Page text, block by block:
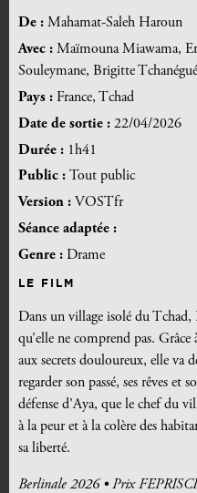
De : Mahamat-Saleh Haroun
Avec : Maïmouna Miawama,
Souleymane, Brigitte
Pays : France, Tchad
Date de sortie : 22/04/2026
Durée : 1h41
Public : Tout public
Version : VOSTfr
Séance adaptée :
Genre : Drame
LE FILM
Dans un village isolé du Tchad,
qu’elle ne comprend pas. Grâce
aux secrets douloureux, elle va
regarder son passé, ses rêves et
défense d’Aya, que le chef du
à la peur et à la colère des
sa liberté.
Berlinale 2026 • Prix FEPRISCI